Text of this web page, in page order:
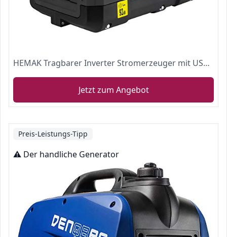
HEMAK Tragbarer Inverter Stromerzeuger mit USB 1900 Watt Optimal für Camping und Garage HK-PG 2000i Benzin 4 takt Silent
Jetzt zum Angebot
Preis-Leistungs-Tipp
⚠️ Der handliche Generator